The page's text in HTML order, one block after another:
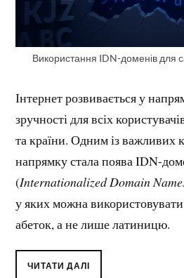
Використання IDN-доменів для
Інтернет розвивається у
зручності для всіх
та країни. Одним із важливих
напрямку стала поява IDN-
(Internationalized Domain
у яких можна
абеток, а не лише латиницю.
ЧИТАТИ ДАЛІ